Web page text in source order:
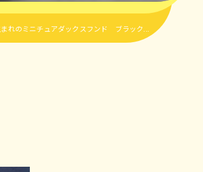
れのミニチュアダックスフンド ブラック...